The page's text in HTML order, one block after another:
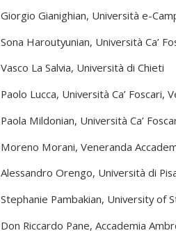
Giorgio Gianighian, Università e-
Sona Haroutyunian, Università Ca’
Vasco La Salvia, Università di Chieti
Paolo Lucca, Università Ca’ Foscari,
Paola Mildonian, Università Ca’
Moreno Morani, Veneranda
Alessandro Orengo, Università di
Stephanie Pambakian, University of
Don Riccardo Pane, Accademia